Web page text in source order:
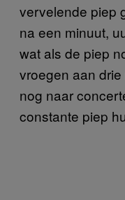
vervelende piep
na een minuut,
wat als de piep
vroegen aan
nog naar
constante piep